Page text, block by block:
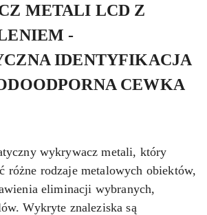
METALI LCD Z
-
IDENTYFIKACJA
CEWKA
wykrywacz metali, który
różne rodzaje metalowych obiektów,
eliminacji wybranych,
Wykryte znaleziska są